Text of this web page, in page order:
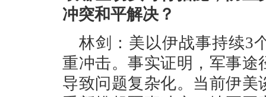
冲突和平解决？
林剑：美以伊战事持续3
重冲击。事实证明，军事
导致问题复杂化。当前伊